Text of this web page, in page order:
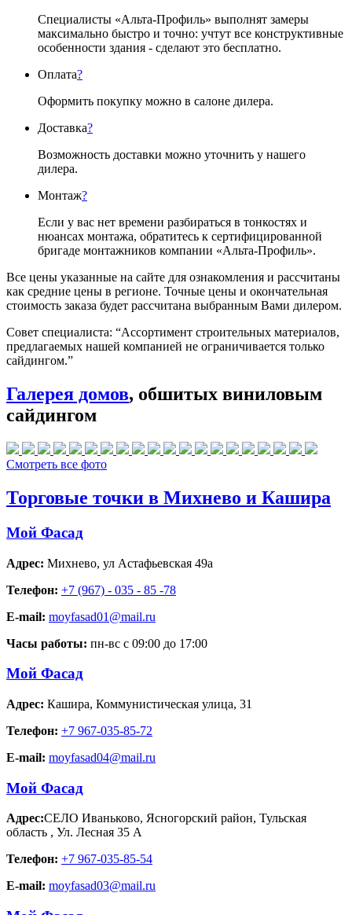
Специалисты «Альта-Профиль» выполнят замеры
максимально быстро и точно: учтут все конструктивные
особенности здания - сделают это бесплатно.
Оплата?
Оформить покупку можно в салоне дилера.
Доставка?
Возможность доставки можно уточнить у нашего
дилера.
Монтаж?
Если у вас нет времени разбираться в тонкостях и
нюансах монтажа, обратитесь к сертифицированной
бригаде монтажников компании «Альта-Профиль».
Все цены указанные на сайте для ознакомления и рассчитаны
как средние цены в регионе. Точные цены и окончательная
стоимость заказа будет рассчитана выбранным Вами дилером.
Совет специалиста: “Ассортимент строительных материалов,
предлагаемых нашей компанией не ограничивается только
сайдингом.”
Галерея домов, обшитых виниловым
сайдингом
Смотреть все фото
Торговые точки в Михнево и Кашира
Мой Фасад
Адрес: Михнево, ул Астафьевская 49а
Телефон: +7 (967) - 035 - 85 -78
E-mail: moyfasad01@mail.ru
Часы работы: пн-вс с 09:00 до 17:00
Мой Фасад
Адрес: Кашира, Коммунистическая улица, 31
Телефон: +7 967-035-85-72
E-mail: moyfasad04@mail.ru
Мой Фасад
Адрес:СЕЛО Иваньково, Ясногорский район, Тульская
область , Ул. Лесная 35 А
Телефон: +7 967-035-85-54
E-mail: moyfasad03@mail.ru